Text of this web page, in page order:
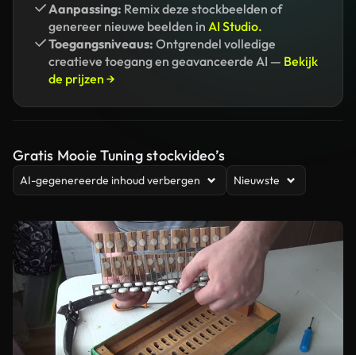
Aanpassing: Remix deze stockbeelden of
genereer nieuwe beelden in AI Studio.
Toegangsniveaus: Ontgrendel volledige
creatieve toegang en geavanceerde AI — Bekijk
de prijzen →
Gratis Mooie Tuning stockvideo’s
AI-gegenereerde inhoud verbergen Nieuwste